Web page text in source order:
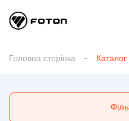
Головна сторінка Каталог